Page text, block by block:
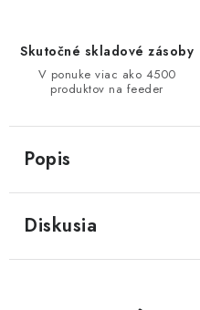
Skutočné skladové zásoby
V ponuke viac ako 4500
produktov na feeder
Popis
Diskusia